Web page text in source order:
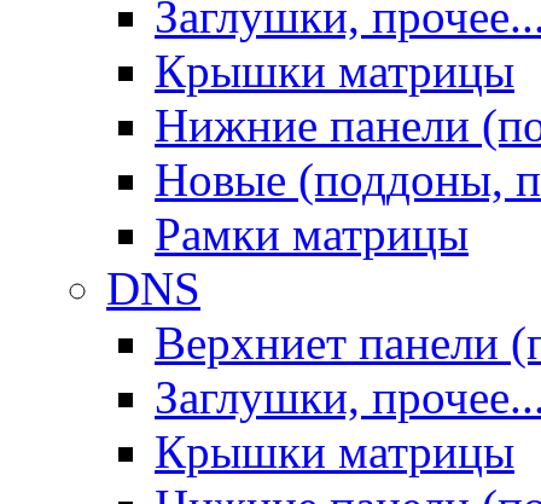
Заглушки,
Крышки матрицы
Нижние панели
Новые (поддоны,
Рамки матрицы
DNS
Верхниет панели
Заглушки,
Крышки матрицы